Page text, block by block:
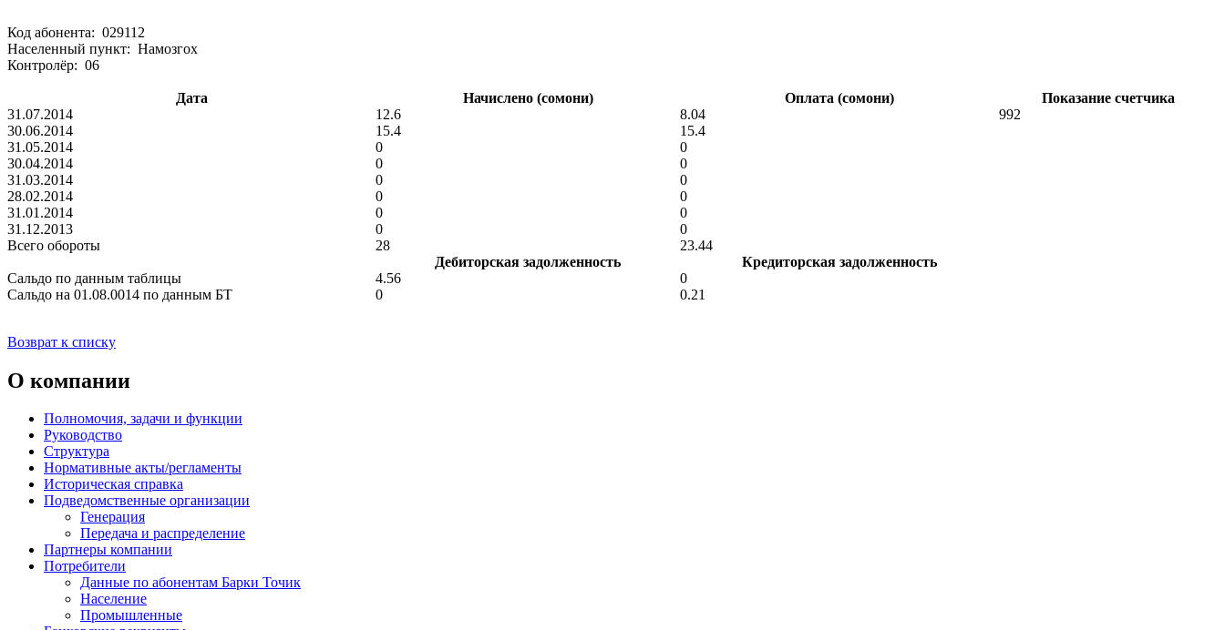
Код абонента: 029112
Населенный пункт: Намозгох
Контролёр: 06
Дата Начислено (сомони) Оплата (сомони)
Показание счетчика
31.07.2014
12.6 8.04
992
30.06.2014
15.4
15.4
31.05.2014
0
0
30.04.2014
0
0
31.03.2014
0
0
28.02.2014
0
0
31.01.2014
0
0
31.12.2013
0
0
Всего обороты
28
23.44
Дебиторская задолженность
Кредиторская задолженность
Сальдо по данным таблицы
4.56
0
Сальдо на 01.08.0014 по данным БТ
0 0.21
Возврат к списку
О компании
Полномочия, задачи и функции
Руководство
Структура
Нормативные акты/регламенты
Историческая справка
Подведомственные организации
Генерация
Передача и распределение
Партнеры компании
Потребители
Данные по абонентам Барки Точик
Население
Промышленные